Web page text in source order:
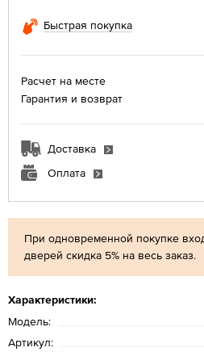
При одновременной покупке
дверей скидка 5% на весь заказ.
Характеристики:
Модель:
Артикул:
Быстрая покупка
Расчет на месте
Гарантия и возврат
Доставка
Оплата